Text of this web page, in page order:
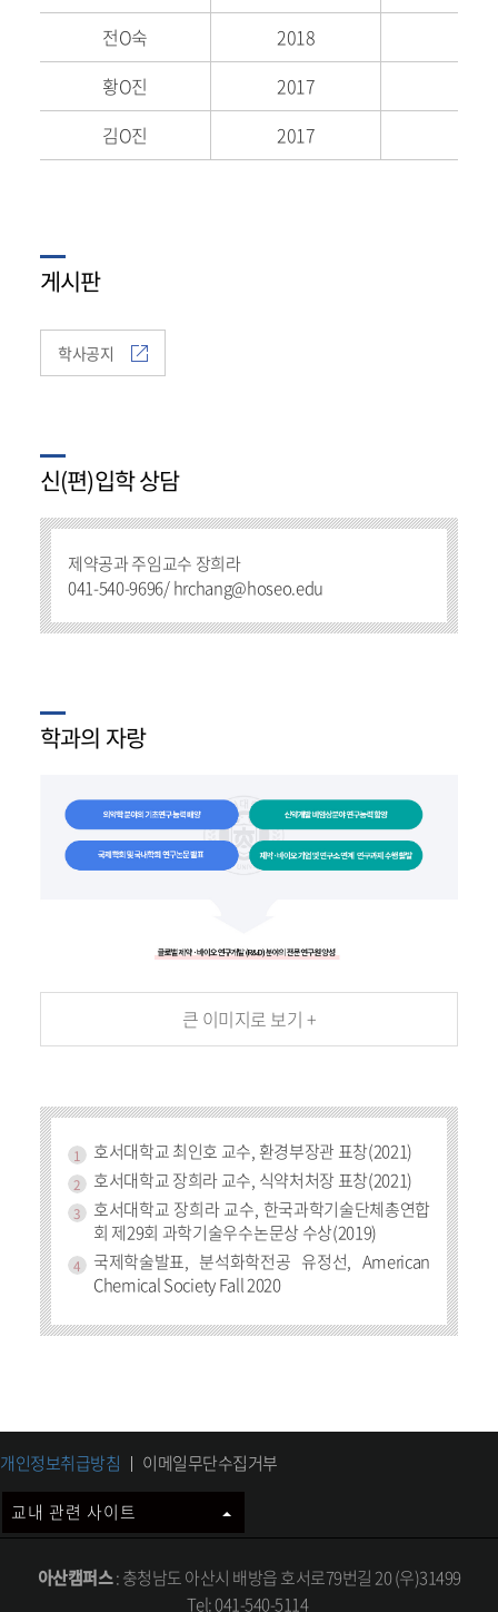
전O숙
2018
황O진
2017
김O진
2017
게시판
학사공지
신(편)입학 상담
제약공과 주임교수 장희라
041-540-9696/ hrchang@hoseo.edu
학과의 자랑
큰 이미지로 보기 +
1 호서대학교 최인호 교수, 환경부장관 표창(2021)
2 호서대학교 장희라 교수, 식약처처장 표창(2021)
3
호서대학교 장희라 교수, 한국과학기술단체총연합
회 제29회 과학기술우수논문상 수상(2019)
4
국제학술발표, 분석화학전공 유정선, American
Chemical Society Fall 2020
개인정보취급방침
이메일무단수집거부
교내 관련 사이트
아산캠퍼스: 충청남도 아산시 배방읍 호서로79번길 20 (우)31499
Tel: 041-540-5114